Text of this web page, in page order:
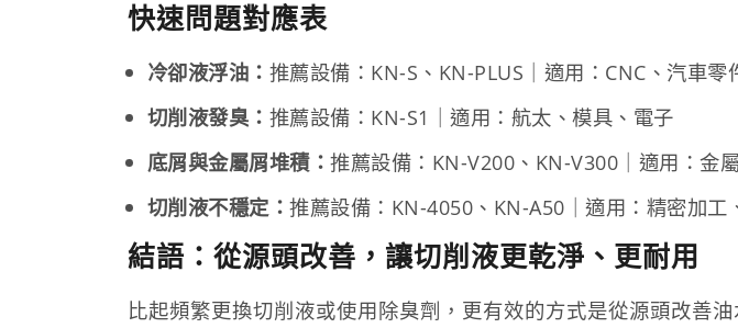
快速問題對應表
冷卻液浮油： 推薦設備：KN-S、KN-PLUS｜適用：CNC、汽車零
切削液發臭： 推薦設備：KN-S1｜適用：航太、模具、電子
底屑與金屬屑堆積：推薦設備：KN-V200、KN-V300｜適用：金
切削液不穩定：推薦設備：KN-4050、KN-A50｜適用：精密加工
結語：從源頭改善，讓切削液更乾淨、更耐用
比起頻繁更換切削液或使用除臭劑，更有效的方式是從源頭改善